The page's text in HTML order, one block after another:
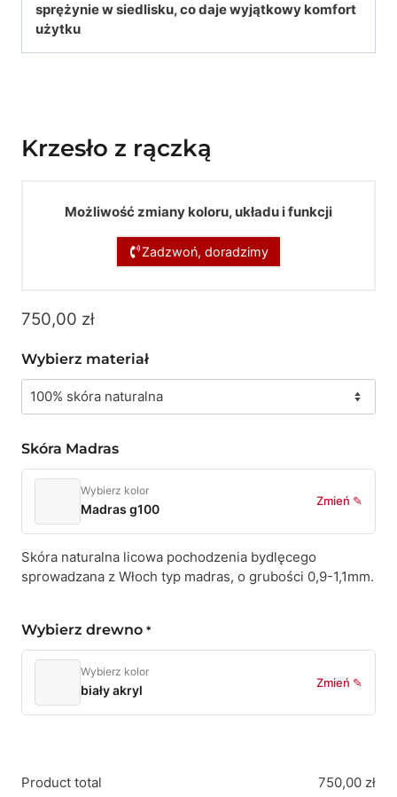
sprężynie w siedlisku, co daje wyjątkowy komfort
użytku
Krzesło z rączką
Możliwość zmiany koloru, układu i funkcji
Zadzwoń, doradzimy
750,00 zł
Wybierz materiał
Skóra Madras
Wybierz kolor
Madras g100
Zmień ✎
Skóra naturalna licowa pochodzenia bydlęcego
sprowadzana z Włoch typ madras, o grubości 0,9-1,1mm.
Wybierz drewno *
Wybierz kolor
biały akryl
Zmień ✎
Product total 750,00 zł